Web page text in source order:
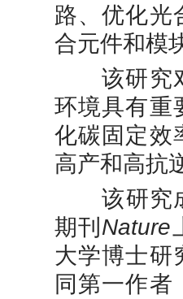
路、优化光
合元件和模
该研究
环境具有重
化碳固定效
高产和高抗
该研究
期刊 Nature
大学博士研
同第一作者